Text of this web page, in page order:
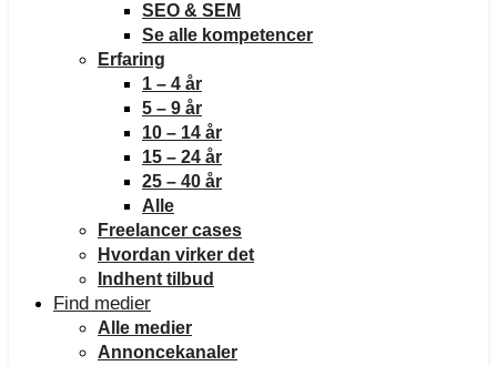
SEO & SEM
Se alle kompetencer
Erfaring
1 – 4 år
5 – 9 år
10 – 14 år
15 – 24 år
25 – 40 år
Alle
Freelancer cases
Hvordan virker det
Indhent tilbud
Find medier
Alle medier
Annoncekanaler